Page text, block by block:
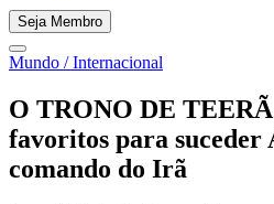
Seja Membro
Mundo / Internacional
O TRONO DE
favoritos para suceder
comando do Irã